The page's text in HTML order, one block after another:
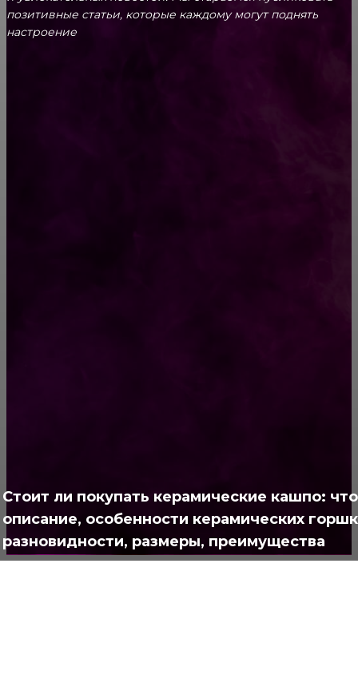
Стоит ли покупать керамические кашпо:
описание, особенности керамических
разновидности, размеры, преимущества
позитивные статьи, которые каждому могут поднять
настроение
Полезно373